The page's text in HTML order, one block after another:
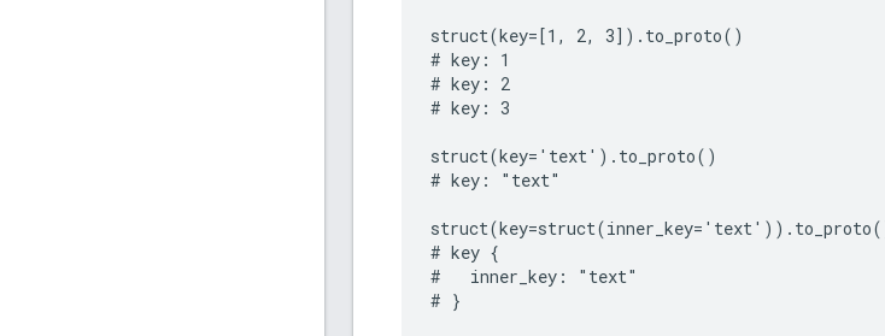
struct(key=[1, 2, 3]).to_proto()
# key: 1
# key: 2
# key: 3
struct(key='text').to_proto()
# key: "text"
# key {
#   inner_key: "text"
# }